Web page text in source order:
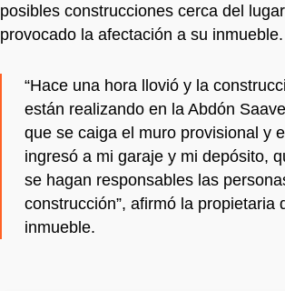
posibles construcciones cerca del
provocado la afectación a su inmueble.
“Hace una hora llovió y la
están realizando en la Abdón
que se caiga el muro provisional y
ingresó a mi garaje y mi depósito,
se hagan responsables las
construcción”, afirmó la propietaria
inmueble.